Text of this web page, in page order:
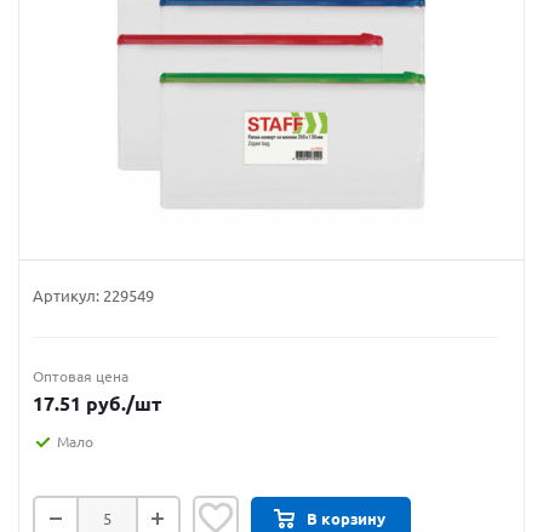
Артикул: 229549
Оптовая цена
17.51 руб./шт
Мало
В корзину